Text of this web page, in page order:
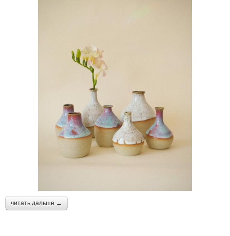
читать дальше →